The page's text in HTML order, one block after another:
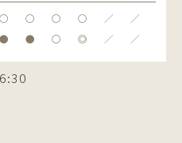
〇 〇 〇 〇 ／
／
●
● 〇 ◎ ／ ／